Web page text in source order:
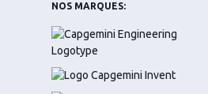
NOS MARQUES: